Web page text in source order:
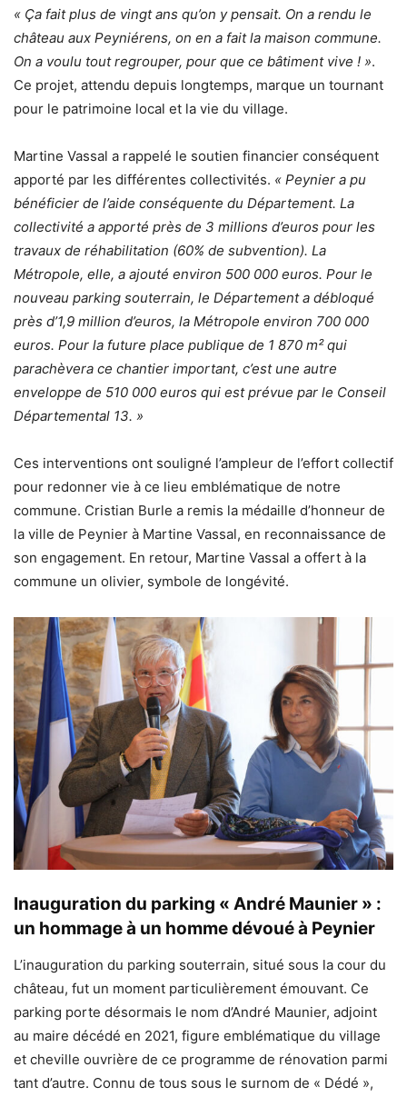
« Ça fait plus de vingt ans qu’on y pensait. On a rendu le
château aux Peyniérens, on en a fait la maison commune.
On a voulu tout regrouper, pour que ce bâtiment vive ! ».
Ce projet, attendu depuis longtemps, marque un tournant
pour le patrimoine local et la vie du village.
Martine Vassal a rappelé le soutien financier conséquent
apporté par les différentes collectivités. « Peynier a pu
bénéficier de l’aide conséquente du Département. La
collectivité a apporté près de 3 millions d’euros pour les
travaux de réhabilitation (60% de subvention). La
Métropole, elle, a ajouté environ 500 000 euros. Pour le
nouveau parking souterrain, le Département a débloqué
près d’1,9 million d’euros, la Métropole environ 700 000
euros. Pour la future place publique de 1 870 m² qui
parachèvera ce chantier important, c’est une autre
enveloppe de 510 000 euros qui est prévue par le Conseil
Départemental 13. »
Ces interventions ont souligné l’ampleur de l’effort collectif
pour redonner vie à ce lieu emblématique de notre
commune. Cristian Burle a remis la médaille d’honneur de
la ville de Peynier à Martine Vassal, en reconnaissance de
son engagement. En retour, Martine Vassal a offert à la
commune un olivier, symbole de longévité.
Inauguration du parking « André Maunier » :
un hommage à un homme dévoué à Peynier
L’inauguration du parking souterrain, situé sous la cour du
château, fut un moment particulièrement émouvant. Ce
parking porte désormais le nom d’André Maunier, adjoint
au maire décédé en 2021, figure emblématique du village
et cheville ouvrière de ce programme de rénovation parmi
tant d’autre. Connu de tous sous le surnom de « Dédé »,